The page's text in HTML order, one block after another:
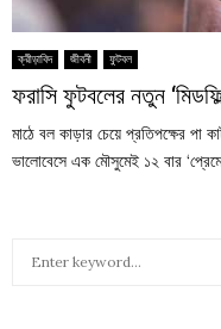
ক্রীড়াবিদ জীবনী ফুটবল
ফরাসি ফুটবলের নতুন
মাঠে বল কাড়ার চেয়ে প্রতিপক্ষের পা
ভালোবেসে এক মৌসুমেই ১২ বার